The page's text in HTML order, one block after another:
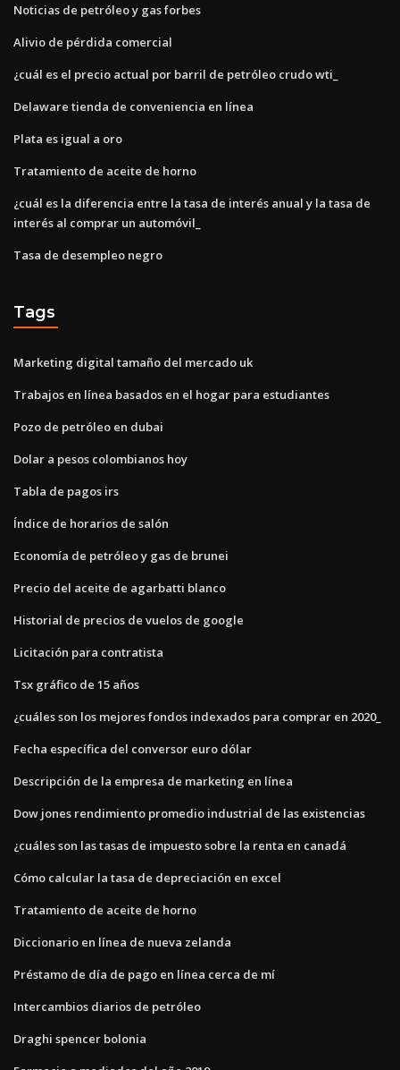
Noticias de petróleo y gas forbes
Alivio de pérdida comercial
¿cuál es el precio actual por barril de petróleo crudo wti_
Delaware tienda de conveniencia en línea
Plata es igual a oro
Tratamiento de aceite de horno
¿cuál es la diferencia entre la tasa de interés anual y la tasa de
interés al comprar un automóvil_
Tasa de desempleo negro
Tags
Marketing digital tamaño del mercado uk
Trabajos en línea basados ​​en el hogar para estudiantes
Pozo de petróleo en dubai
Dolar a pesos colombianos hoy
Tabla de pagos irs
Índice de horarios de salón
Economía de petróleo y gas de brunei
Precio del aceite de agarbatti blanco
Historial de precios de vuelos de google
Licitación para contratista
Tsx gráfico de 15 años
¿cuáles son los mejores fondos indexados para comprar en 2020_
Fecha específica del conversor euro dólar
Descripción de la empresa de marketing en línea
Dow jones rendimiento promedio industrial de las existencias
¿cuáles son las tasas de impuesto sobre la renta en canadá
Cómo calcular la tasa de depreciación en excel
Tratamiento de aceite de horno
Diccionario en línea de nueva zelanda
Préstamo de día de pago en línea cerca de mí
Intercambios diarios de petróleo
Draghi spencer bolonia